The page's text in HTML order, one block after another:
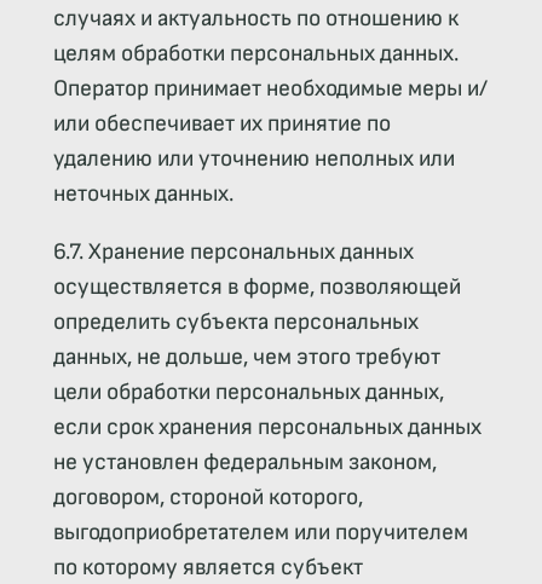
случаях и актуальность по отношению к
целям обработки персональных данных.
Оператор принимает необходимые меры и/
или обеспечивает их принятие по
удалению или уточнению неполных или
неточных данных.
6.7. Хранение персональных данных
осуществляется в форме, позволяющей
определить субъекта персональных
данных, не дольше, чем этого требуют
цели обработки персональных данных,
если срок хранения персональных данных
не установлен федеральным законом,
договором, стороной которого,
выгодоприобретателем или поручителем
по которому является субъект